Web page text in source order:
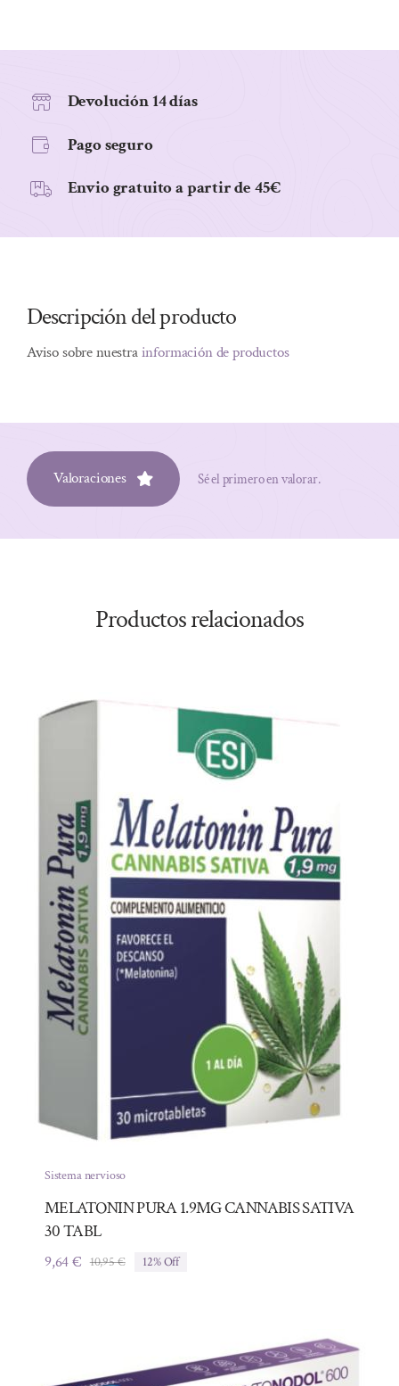
Devolución 14 días
Pago seguro
Envio gratuito a partir de 45€
Descripción del producto
Aviso sobre nuestrainformación de productos
Valoraciones Sé el primero en valorar.
Productos relacionados
Sistema nervioso
MELATONIN PURA 1.9MG CANNABIS SATIVA
30 TABL
10,95€El
9,64€
El
12% Off